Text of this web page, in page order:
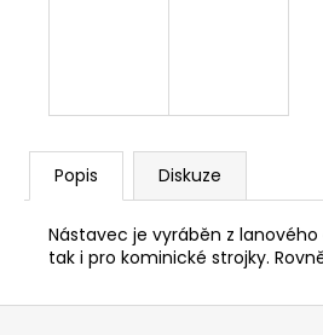
Popis Diskuze
Nástavec je vyráběn z
tak i pro kominické strojky.
Z